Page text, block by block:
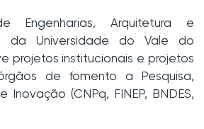
Engenharias, Arquitetura e
da Universidade do Vale do
projetos institucionais e projetos
de fomento a Pesquisa,
Inovação (CNPq, FINEP, BNDES,